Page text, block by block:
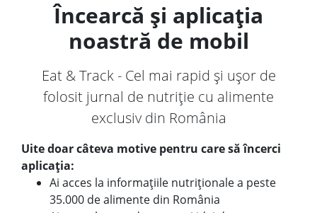
Încearcă și aplicația
noastră de mobil
Eat & Track - Cel mai rapid și ușor de
folosit jurnal de nutriție cu alimente
exclusiv din România
Uite doar câteva motive pentru care să încerci
aplicația:
Ai acces la informațiile nutriționale a peste
35.000 de alimente din România